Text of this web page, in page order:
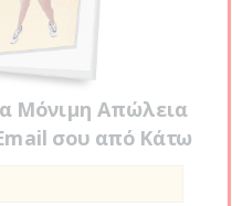
Μόνιμη Απώλεια
σου από Κάτω